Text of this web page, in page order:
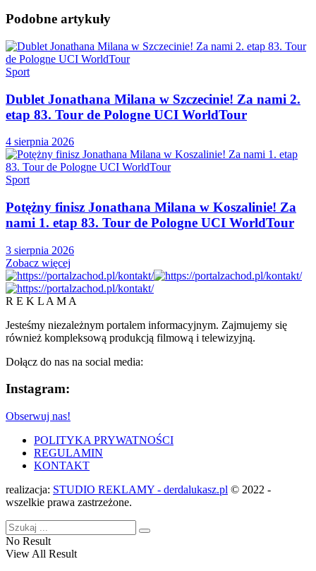
Podobne artykuły
Sport
Dublet Jonathana Milana w Szczecinie! Za nami 2.
etap 83. Tour de Pologne UCI WorldTour
4 sierpnia 2026
Sport
Potężny finisz Jonathana Milana w Koszalinie! Za
nami 1. etap 83. Tour de Pologne UCI WorldTour
3 sierpnia 2026
Zobacz więcej
R E K L A M A
Jesteśmy niezależnym portalem informacyjnym. Zajmujemy się
również kompleksową produkcją filmową i telewizyjną.
Dołącz do nas na social media:
Instagram:
Obserwuj nas!
POLITYKA PRYWATNOŚCI
REGULAMIN
KONTAKT
realizacja: STUDIO REKLAMY - derdalukasz.pl © 2022 -
wszelkie prawa zastrzeżone.
No Result
View All Result